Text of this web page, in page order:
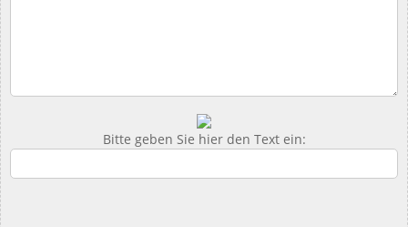
Bitte geben Sie hier den Text ein: